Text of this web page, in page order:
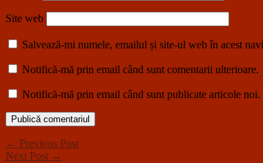
Site web
Salvează-mi numele, emailul și site-ul web în acest
Notifică-mă prin email când sunt comentarii ulterioare.
Notifică-mă prin email când sunt publicate articole noi.
← Previous Post
Next Post →